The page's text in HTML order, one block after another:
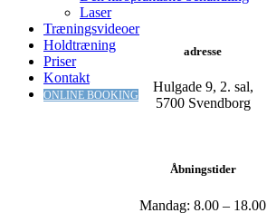
Laser
Træningsvideoer
Holdtræning
Priser
Kontakt
ONLINE BOOKING
adresse
Hulgade 9, 2. sal,
​5700 Svendborg
Åbningstider
Mandag: 8.00 – 18.00